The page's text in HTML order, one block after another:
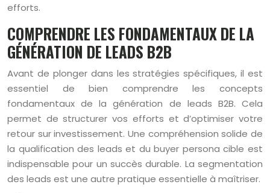
efforts.
COMPRENDRE LES FONDAMENTAUX DE LA
GÉNÉRATION DE LEADS B2B
Avant de plonger dans les stratégies spécifiques, il est
essentiel de bien comprendre les concepts
fondamentaux de la génération de leads B2B. Cela
permet de structurer vos efforts et d’optimiser votre
retour sur investissement. Une compréhension solide de
la qualification des leads et du buyer persona cible est
indispensable pour un succès durable. La segmentation
des leads est une autre pratique essentielle à maîtriser.